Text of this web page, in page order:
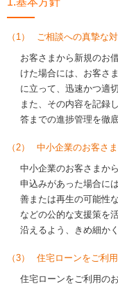
（1） ご相談への真摯な
お客さまから新規のお
けた場合には、お客さ
に立って、迅速かつ適
また、その内容を記録
答までの進捗管理を徹
（2） 中小企業のお客さ
中小企業のお客さまか
申込みがあった場合に
善または再生の可能性
などの公的な支援策を
沿えるよう、きめ細か
（3） 住宅ローンをご利
住宅ローンをご利用の